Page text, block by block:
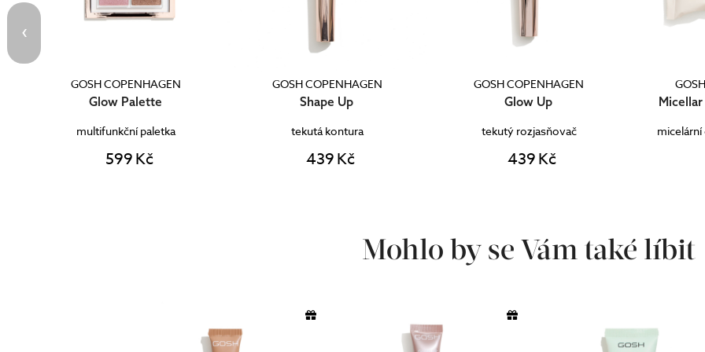
GOSH COPENHAGEN
Glow Palette
multifunkční paletka
599 Kč
GOSH COPENHAGEN
Shape Up
tekutá kontura
439 Kč
GOSH COPENHAGEN
Glow Up
tekutý rozjasňovač
439 Kč
Mohlo by se Vám také líbit